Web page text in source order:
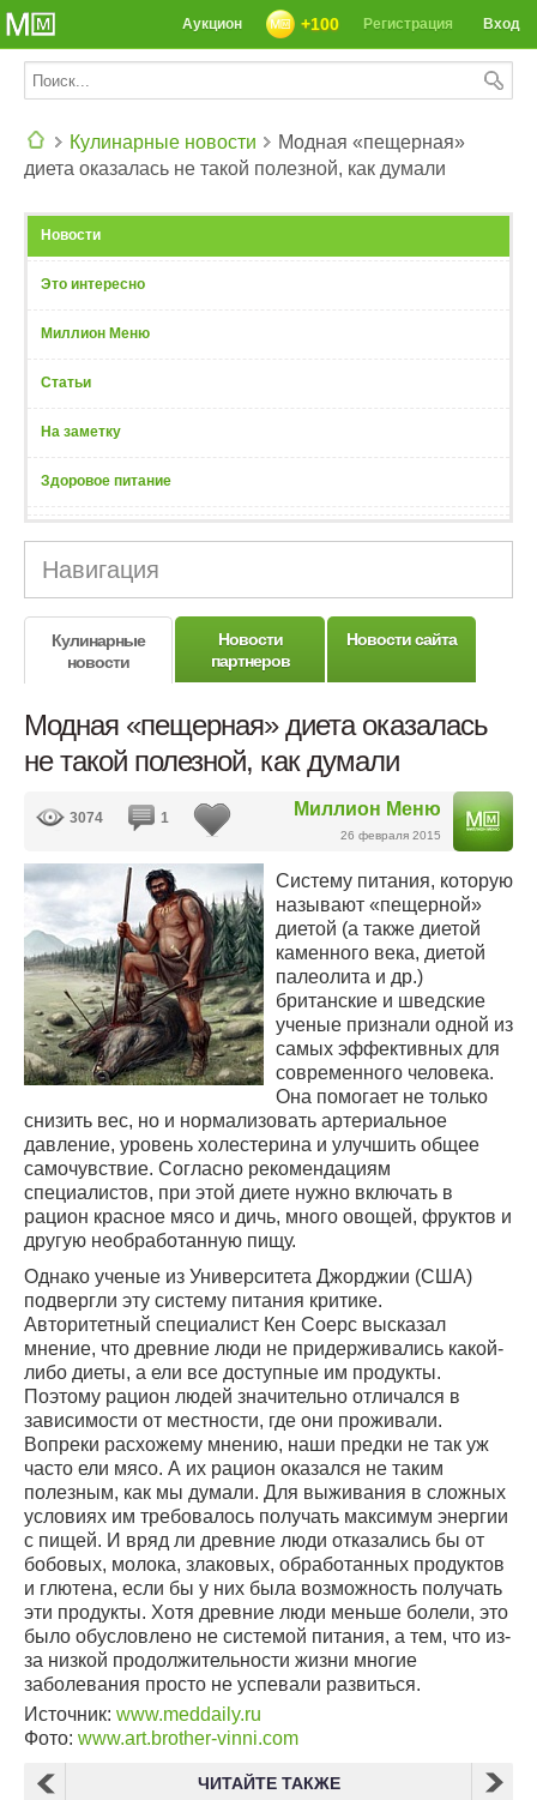
Вход
Регистрация
+100
Аукцион
Кулинарные новости
Модная «пещерная»
диета оказалась не такой полезной, как думали
Новости
Это интересно
Миллион Меню
Статьи
На заметку
Здоровое питание
Навигация
Кулинарные
новости
Новости
партнеров
Новости сайта
Модная «пещерная» диета оказалась
не такой полезной, как думали
Миллион Меню
26 февраля 2015
3074 1
Систему питания, которую
называют «пещерной»
диетой (а также диетой
каменного века, диетой
палеолита и др.)
британские и шведские
ученые признали одной из
самых эффективных для
современного человека.
Она помогает не только
снизить вес, но и нормализовать артериальное
давление, уровень холестерина и улучшить общее
самочувствие. Согласно рекомендациям
специалистов, при этой диете нужно включать в
рацион красное мясо и дичь, много овощей, фруктов и
другую необработанную пищу.
Однако ученые из Университета Джорджии (США)
подвергли эту систему питания критике.
Авторитетный специалист Кен Соерс высказал
мнение, что древние люди не придерживались какой-
либо диеты, а ели все доступные им продукты.
Поэтому рацион людей значительно отличался в
зависимости от местности, где они проживали.
Вопреки расхожему мнению, наши предки не так уж
часто ели мясо. А их рацион оказался не таким
полезным, как мы думали. Для выживания в сложных
условиях им требовалось получать максимум энергии
с пищей. И вряд ли древние люди отказались бы от
бобовых, молока, злаковых, обработанных продуктов
и глютена, если бы у них была возможность получать
эти продукты. Хотя древние люди меньше болели, это
было обусловлено не системой питания, а тем, что из-
за низкой продолжительности жизни многие
заболевания просто не успевали развиться.
Источник: www.meddaily.ru
Фото: www.art.brother-vinni.com
ЧИТАЙТЕ ТАКЖЕ